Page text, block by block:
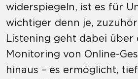
widerspiegeln, ist es für
wichtiger denn je,
Listening geht dabei über
Monitoring von Online-
hinaus – es ermöglicht,